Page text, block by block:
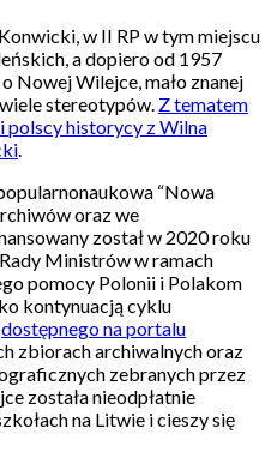
w II RP w tym miejscu
a dopiero od 1957
Nowej Wilejce, mało znanej
stereotypów. Z tematem
polscy historycy z Wilna
.
“Nowa
oraz we
został w 2020 roku
Ministrów w ramach
pomocy Polonii i Polakom
kontynuacją cyklu
dostępnego na portalu
zbiorach archiwalnych oraz
zebranych przez
została nieodpłatnie
na Litwie i cieszy się